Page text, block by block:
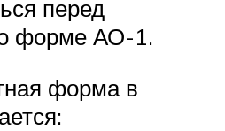
перед
форме АО-1.
форма в